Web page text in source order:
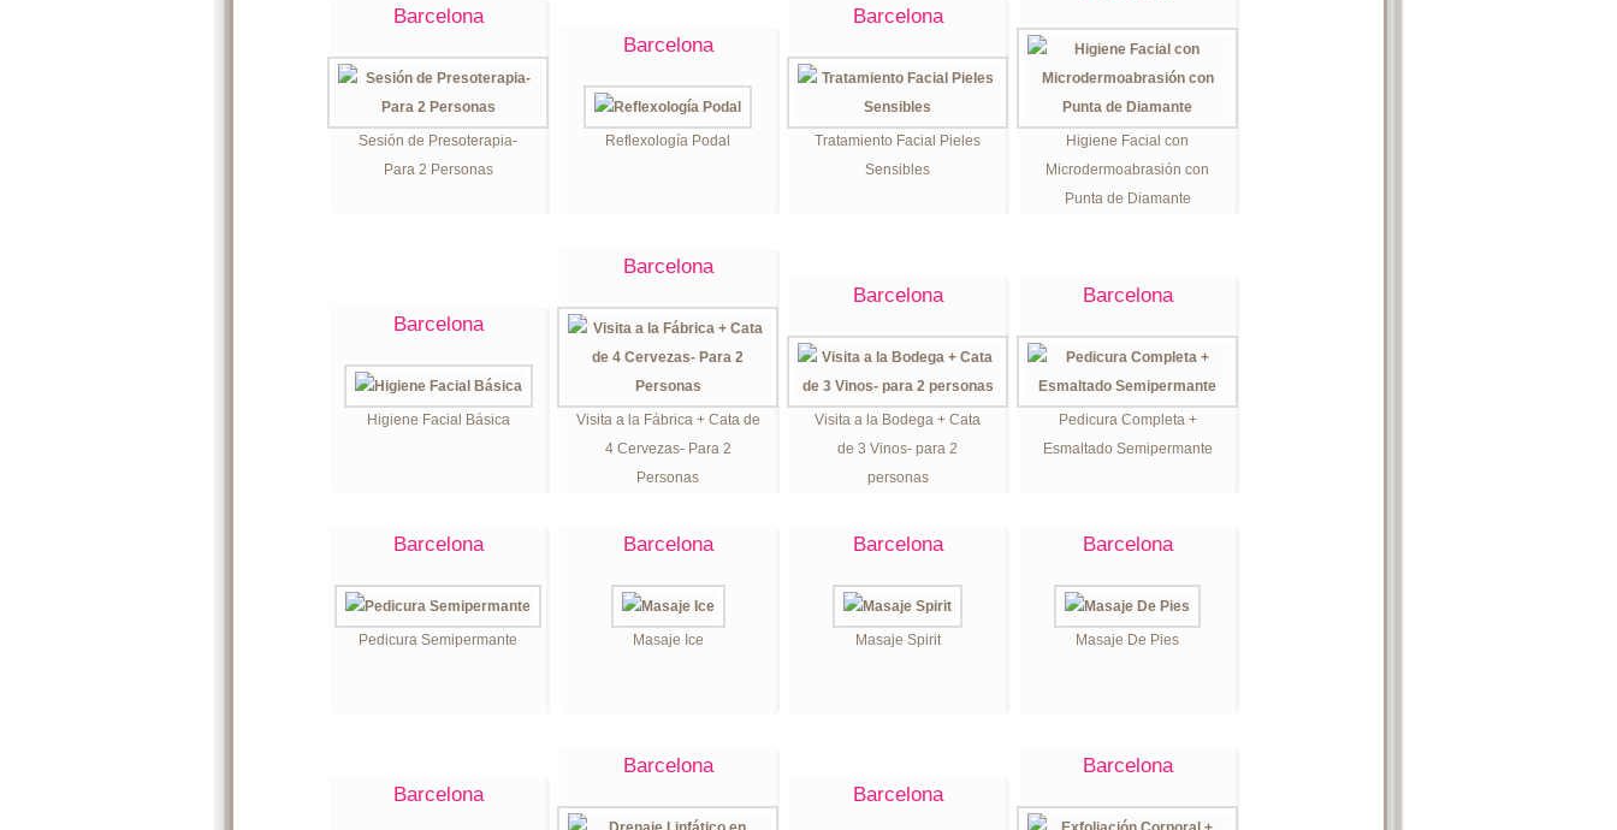
Barcelona
Sesión de Presoterapia-
Para 2 Personas
Barcelona
Reflexología Podal
Barcelona
Tratamiento Facial Pieles
Sensibles
Higiene Facial con
Microdermoabrasión con
Punta de Diamante
Barcelona
Higiene Facial Básica
Barcelona
Visita a la Fábrica + Cata de
4 Cervezas- Para 2
Personas
Barcelona
Visita a la Bodega + Cata
de 3 Vinos- para 2
personas
Barcelona
Pedicura Completa +
Esmaltado Semipermante
Barcelona
Pedicura Semipermante
Barcelona
Masaje Ice
Barcelona
Masaje Spirit
Barcelona
Masaje De Pies
Barcelona
Barcelona
Barcelona
Barcelona